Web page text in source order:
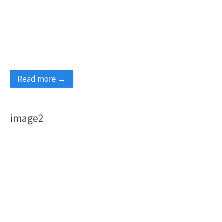
Read more →
image2